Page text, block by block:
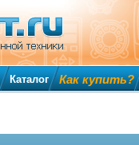
Каталог Как купить?